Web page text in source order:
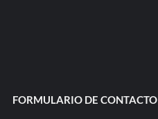
FORMULARIO DE CONTACTO